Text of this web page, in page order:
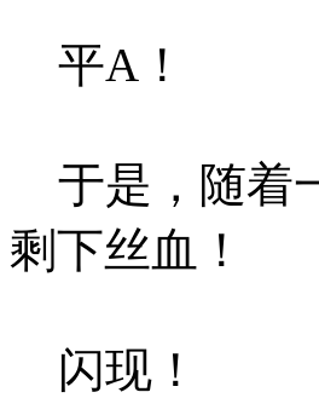
平A！
于是，随着
剩下丝血！
闪现！